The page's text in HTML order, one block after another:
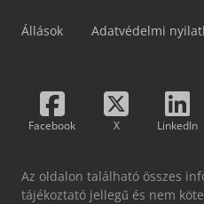
Állások Adatvédelmi
Facebook X LinkedIn
Az oldalon található összes
tájékoztató jellegű és nem